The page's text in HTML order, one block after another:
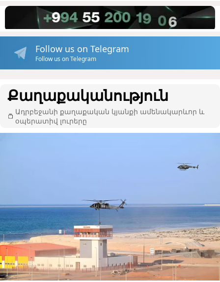
Follow us on Telegram
Follow us on Telegram
Քաղաքականություն
Ադրբեջանի քաղաքական կյանքի ամենակարևոր և
օպերատիվ լուրերը